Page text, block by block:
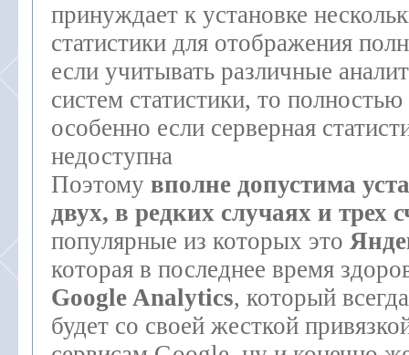
принуждает к установке
статистики для отображения
если учитывать различные
систем статистики, то
особенно если серверная
недоступна
Поэтому вполне допустима
двух, в редких случаях и трех
популярные из которых это
которая в последнее время
Google Analytics, который
будет со своей жесткой